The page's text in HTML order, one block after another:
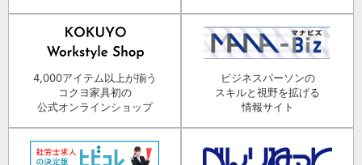
4,000アイテム以上が揃う
コクヨ家具初の
公式オンラインショップ
ビジネスパーソンの
スキルと視野を拡げる
情報サイト